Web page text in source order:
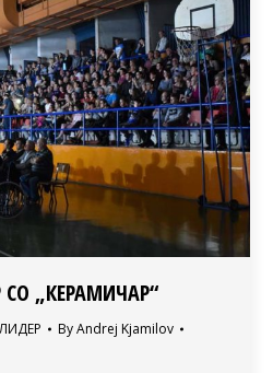
„КЕРАМИЧАР“
ByAndrej Kjamilov